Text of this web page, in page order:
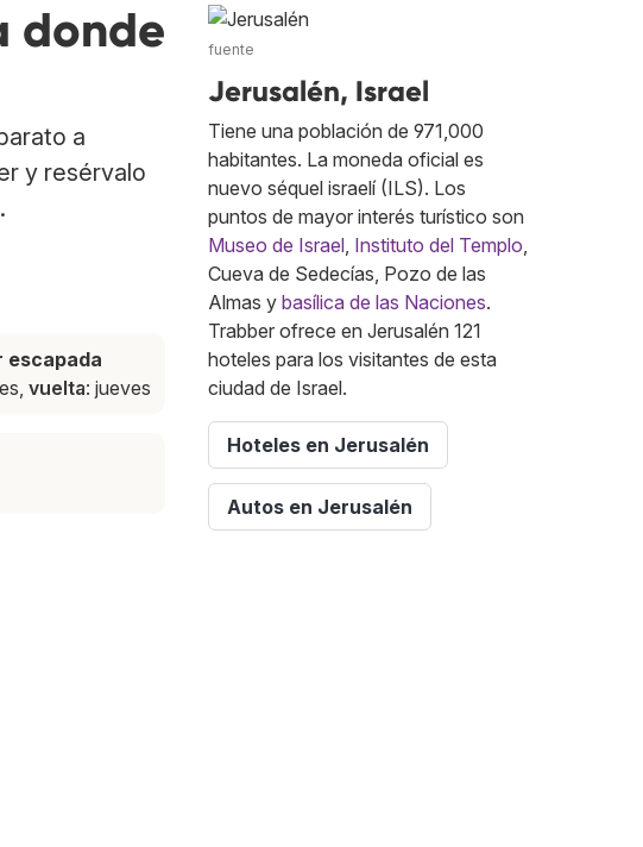
donde
a
y resérvalo
escapada
vuelta: jueves
fuente
Jerusalén, Israel
Tiene una población de 971,000
habitantes. La moneda oficial es
nuevo séquel israelí (ILS). Los
puntos de mayor interés turístico son
Museo de Israel, Instituto del Templo,
Cueva de Sedecías, Pozo de las
Almas y basílica de las Naciones.
Trabber ofrece en Jerusalén 121
hoteles para los visitantes de esta
ciudad de Israel.
Hoteles en Jerusalén
Autos en Jerusalén